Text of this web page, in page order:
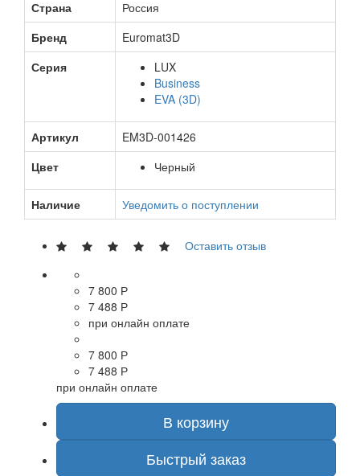
Страна
Россия
Бренд
Euromat3D
Серия
LUX
Business
EVA (3D)
Артикул
EM3D-001426
Цвет
Черный
Наличие Уведомить о поступлении
Оставить отзыв
7 800 Р
7 488 Р
при онлайн оплате
7 800 Р
7 488 Р
при онлайн оплате
В корзину
Быстрый заказ